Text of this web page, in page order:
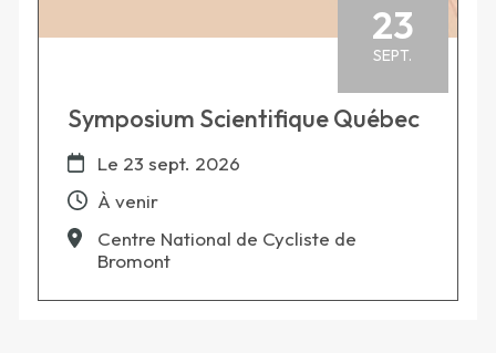
23
SEPT.
Symposium Scientifique Québec
Le 23 sept. 2026
À venir
Centre National de Cycliste de
Bromont